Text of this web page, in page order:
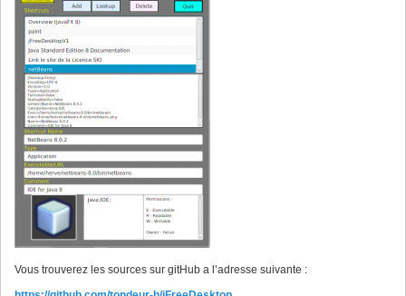
Vous trouverez les sources sur gitHub a l’adresse suivante :